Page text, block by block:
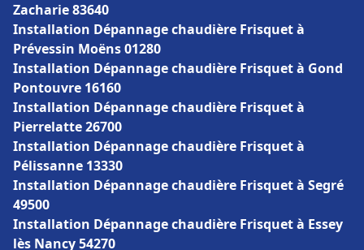
Zacharie 83640
Installation Dépannage chaudière Frisquet à
Prévessin Moëns 01280
Installation Dépannage chaudière Frisquet à Gond
Pontouvre 16160
Installation Dépannage chaudière Frisquet à
Pierrelatte 26700
Installation Dépannage chaudière Frisquet à
Pélissanne 13330
Installation Dépannage chaudière Frisquet à Segré
49500
Installation Dépannage chaudière Frisquet à Essey
lès Nancy 54270